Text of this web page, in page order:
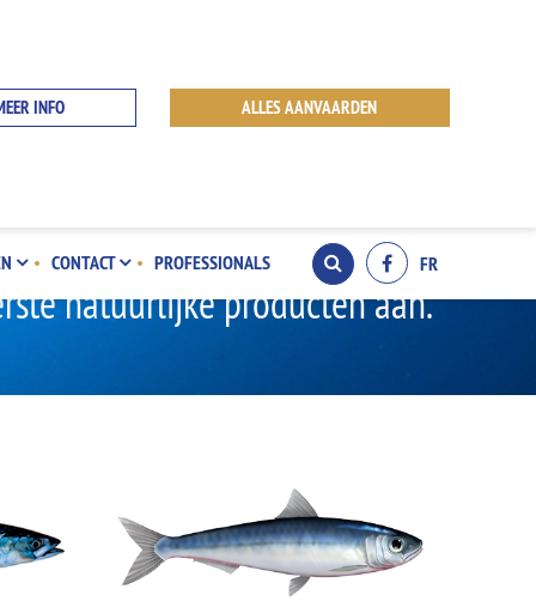
INFO ALLES AANVAARDEN
CONTACT PROFESSIONALS FR
natuurlijke producten aan.